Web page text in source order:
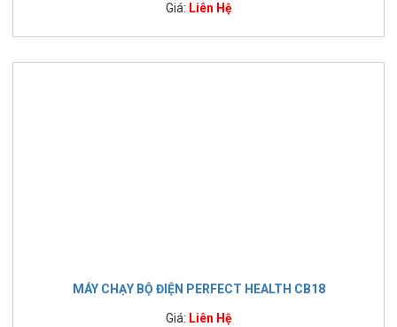
Giá: Liên Hệ
MÁY CHẠY BỘ ĐIỆN PERFECT HEALTH CB18
Giá: Liên Hệ